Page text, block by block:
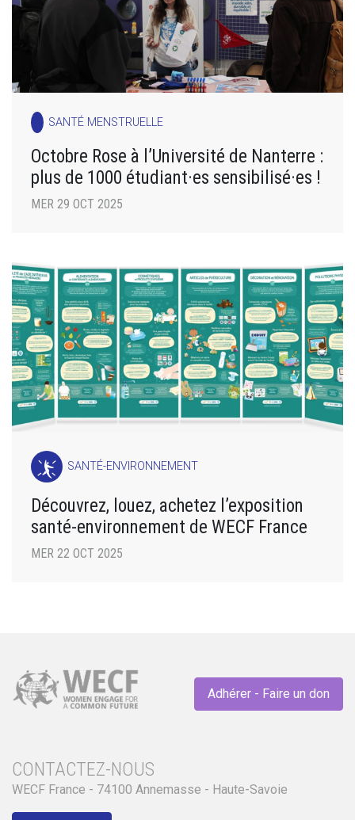
SANTÉ MENSTRUELLE
Octobre Rose à l’Université de Nanterre :
plus de 1000 étudiant·es sensibilisé·es !
MER 29 OCT 2025
SANTÉ-ENVIRONNEMENT
Découvrez, louez, achetez l’exposition
santé-environnement de WECF France
MER 22 OCT 2025
Adhérer - Faire un don
CONTACTEZ-NOUS
WECF France - 74100 Annemasse - Haute-Savoie